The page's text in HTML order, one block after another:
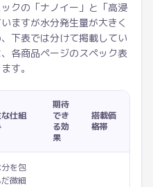
クの「ナノイー」と「高浸
ますが水分発生量が大きく
下表では分けて掲載してい
各商品ページのスペック表
す。
な仕組
期待
でき
る効
果
搭載価
格帯
を包
微細